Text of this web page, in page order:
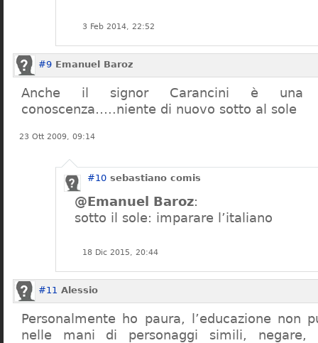
3 Feb 2014, 22:52
#9 Emanuel Baroz
Anche il signor Carancini è una
conoscenza…..niente di nuovo sotto al sole
23 Ott 2009, 09:14
#10 sebastiano comis
@Emanuel Baroz:
sotto il sole: imparare l’italiano
18 Dic 2015, 20:44
#11 Alessio
Personalmente ho paura, l’educazione non
nelle mani di personaggi simili, negare,